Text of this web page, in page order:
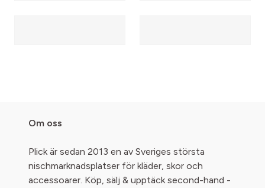
Om oss
Plick är sedan 2013 en av Sveriges största
nischmarknadsplatser för kläder, skor och
accessoarer. Köp, sälj & upptäck second-hand -